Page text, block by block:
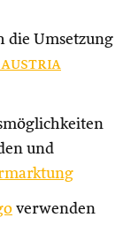
die Umsetzung
austria
und
verwenden